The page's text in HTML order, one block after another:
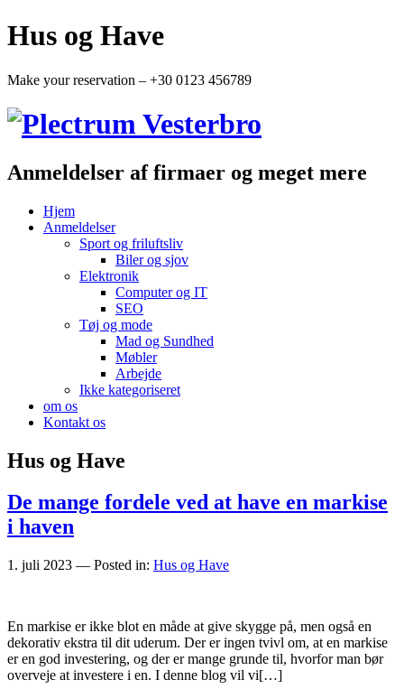
Hus og Have
Make your reservation – +30 0123 456789
Anmeldelser af firmaer og meget mere
Hjem
Anmeldelser
Sport og friluftsliv
Biler og sjov
Elektronik
Computer og IT
SEO
Tøj og mode
Mad og Sundhed
Møbler
Arbejde
Ikke kategoriseret
om os
Kontakt os
Hus og Have
De mange fordele ved at have en markise
i haven
1. juli 2023 — Posted in: Hus og Have
En markise er ikke blot en måde at give skygge på, men også en
dekorativ ekstra til dit uderum. Der er ingen tvivl om, at en markise
er en god investering, og der er mange grunde til, hvorfor man bør
overveje at investere i en. I denne blog vil vi[…]